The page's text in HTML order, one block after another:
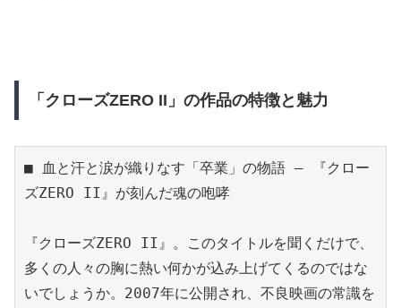
「クローズZERO II」の作品の特徴と魅力
■ 血と汗と涙が織りなす「卒業」の物語 – 『クロー
ズZERO II』が刻んだ魂の咆哮
『クローズZERO II』。このタイトルを聞くだけで、
多くの人々の胸に熱い何かが込み上げてくるのではな
いでしょうか。2007年に公開され、不良映画の常識を